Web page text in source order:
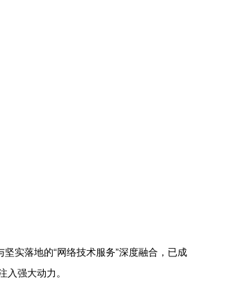
实落地的“网络技术服务”深度融合，已成
强大动力。